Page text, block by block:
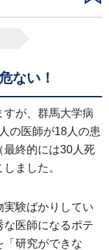
ない！
が、群馬大学病
の医師が18人の患
最終的には30人死
ました。
験ばかりしてい
な医師になるポテ
「研究ができな